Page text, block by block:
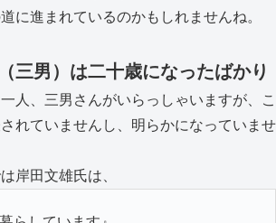
に進まれているのかもしれませんね。
三男）は二十歳になったばかり
人、三男さんがいらっしゃいますが、こ
れていませんし、明らかになっていませ
岸田文雄氏は、